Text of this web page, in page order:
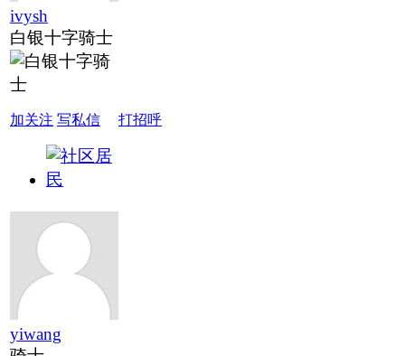
ivysh
白银十字骑士
加关注 写私信 打招呼
yiwang